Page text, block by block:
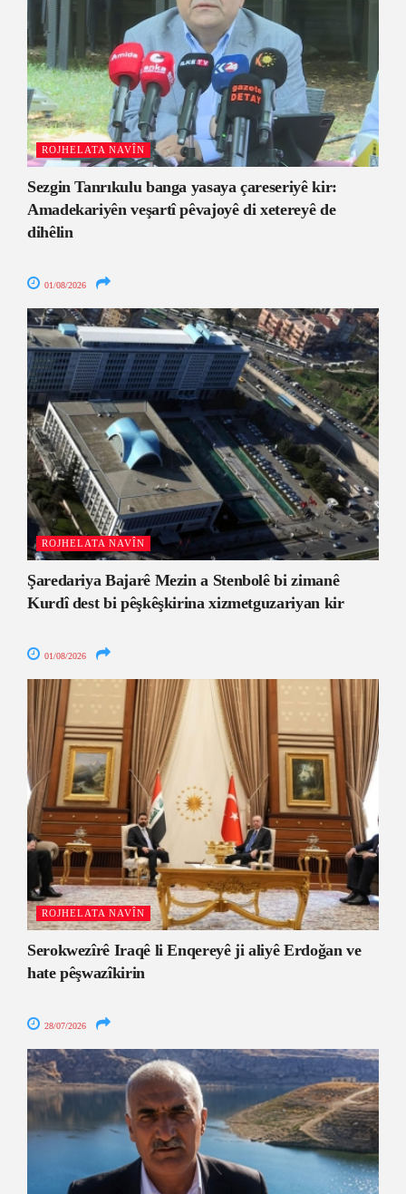
ROJHELATA NAVÎN
Sezgin Tanrıkulu banga yasaya çareseriyê kir:
Amadekariyên veşartî pêvajoyê di xetereyê de
dihêlin
01/08/2026
ROJHELATA NAVÎN
Şaredariya Bajarê Mezin a Stenbolê bi zimanê
Kurdî dest bi pêşkêşkirina xizmetguzariyan kir
01/08/2026
ROJHELATA NAVÎN
Serokwezîrê Iraqê li Enqereyê ji aliyê Erdoğan ve
hate pêşwazîkirin
28/07/2026